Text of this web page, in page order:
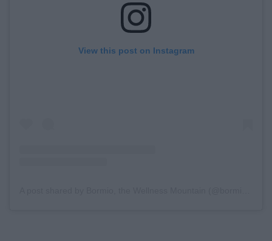
View this post on Instagram